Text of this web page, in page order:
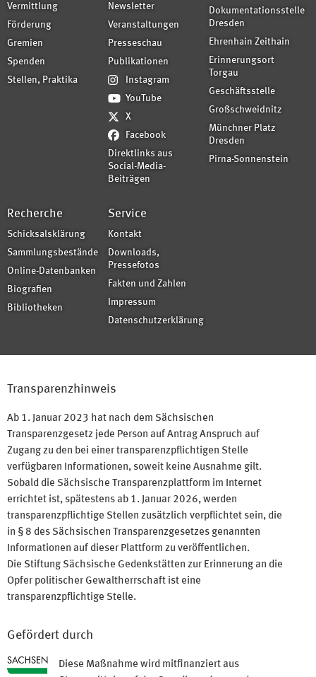
Vermittlung
Förderung
Gremien
Spenden
Stellen, Praktika
Newsletter
Veranstaltungen
Presseschau
Publikationen
Instagram
YouTube
X
Facebook
Direktlinks aus
Social-Media-
Beiträgen
Dokumentationsstelle
Dresden
Ehrenhain Zeithain
Erinnerungsort
Torgau
Geschäftsstelle
Großschweidnitz
Münchner Platz
Dresden
Pirna-Sonnenstein
Recherche
Schicksalsklärung
Sammlungsbestände
Online-Datenbanken
Biografien
Bibliotheken
Service
Kontakt
Downloads,
Pressefotos
Fakten und Zahlen
Impressum
Datenschutzerklärung
Transparenzhinweis
Ab 1. Januar 2023 hat nach dem Sächsischen
Transparenzgesetz jede Person auf Antrag Anspruch auf
Zugang zu den bei einer transparenzpflichtigen Stelle
verfügbaren Informationen, soweit keine Ausnahme gilt.
Sobald die Sächsische Transparenzplattform im Internet
errichtet ist, spätestens ab 1. Januar 2026, werden
transparenzpflichtige Stellen zusätzlich verpflichtet sein, die
in § 8 des Sächsischen Transparenzgesetzes genannten
Informationen auf dieser Plattform zu veröffentlichen.
Die Stiftung Sächsische Gedenkstätten zur Erinnerung an die
Opfer politischer Gewaltherrschaft ist eine
transparenzpflichtige Stelle.
Gefördert durch
Diese Maßnahme wird mitfinanziert aus